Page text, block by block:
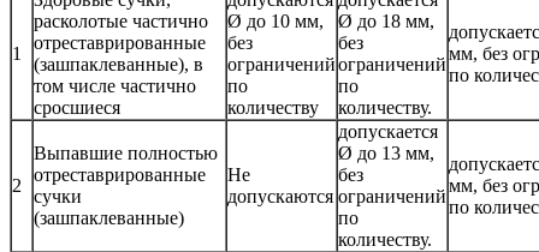
1
расколотые частично
отреставрированные
(зашпаклеванные), в
том числе частично
сросшиеся
Ø до 10 мм,
без
ограничений
по
количеству
Ø до 18 мм,
без
ограничений
по
количеству.
мм, без
по
2
Выпавшие полностью
отреставрированные
сучки
(зашпаклеванные)
Не
допускаются
допускается
Ø до 13 мм,
без
ограничений
по
количеству.
мм, без
по